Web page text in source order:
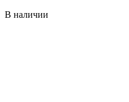
В наличии